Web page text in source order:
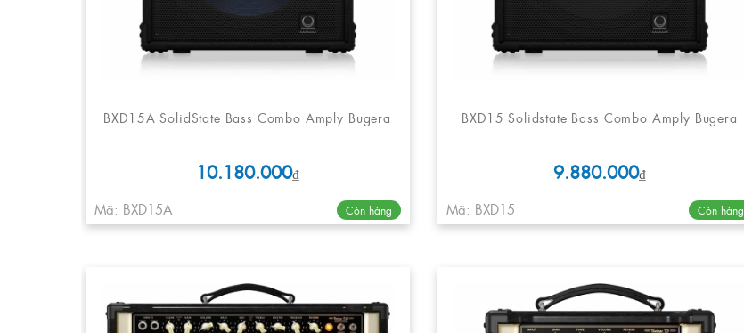
BXD15A SolidState Bass Combo Amply Bugera
10.180.000₫
Mã: BXD15A
Còn hàng
BXD15 Solidstate Bass Combo Amply Bugera
9.880.000₫
Mã: BXD15
Còn hàng